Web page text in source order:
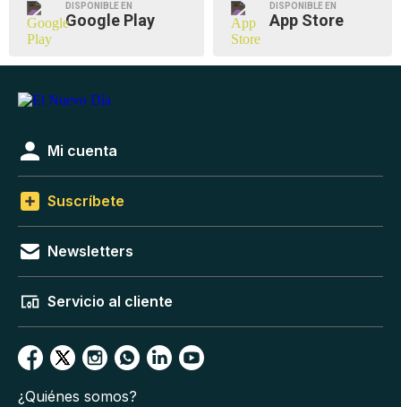
DISPONIBLE EN
Google Play
DISPONIBLE EN
App Store
Mi cuenta
Suscríbete
Newsletters
Servicio al cliente
¿Quiénes somos?